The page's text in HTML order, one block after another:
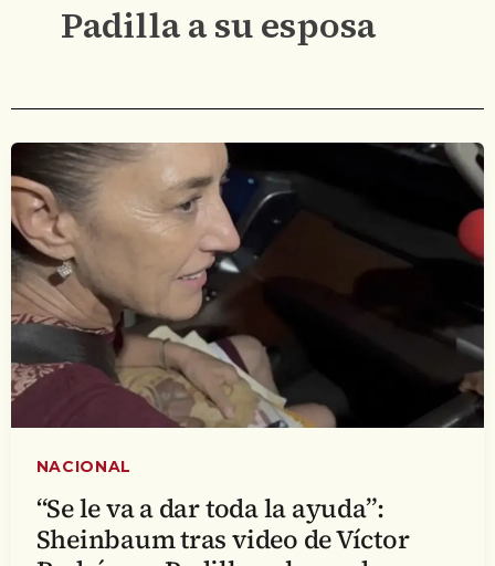
Padilla a su esposa
NACIONAL
“Se le va a dar toda la ayuda”:
Sheinbaum tras video de Víctor